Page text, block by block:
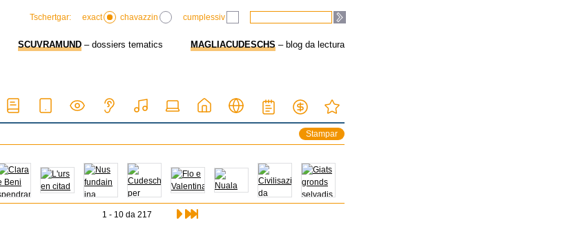
Tschertgar: exact chavazzin cumplessiv
SCUVRAMUND – dossiers tematics MAGLIACUDESCHS – blog da lectura
Stampar
1 - 10 da 217